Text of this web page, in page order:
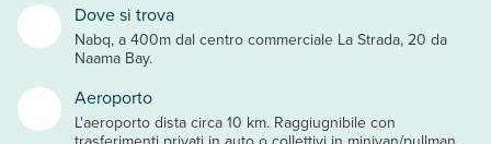
Dove si trova
Nabq, a 400m dal centro commerciale La Strada, 20 da
Naama Bay.
Aeroporto
L'aeroporto dista circa 10 km. Raggiugnibile con